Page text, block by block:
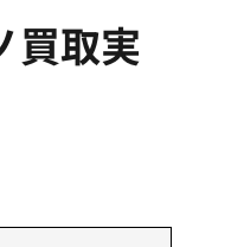
買取実